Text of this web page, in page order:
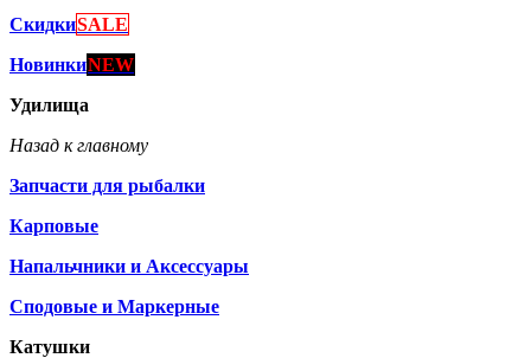
СкидкиSALE
НовинкиNEW
Удилища
Назад к главному
Запчасти для рыбалки
Карповые
Напальчники и Аксессуары
Сподовые и Маркерные
Катушки